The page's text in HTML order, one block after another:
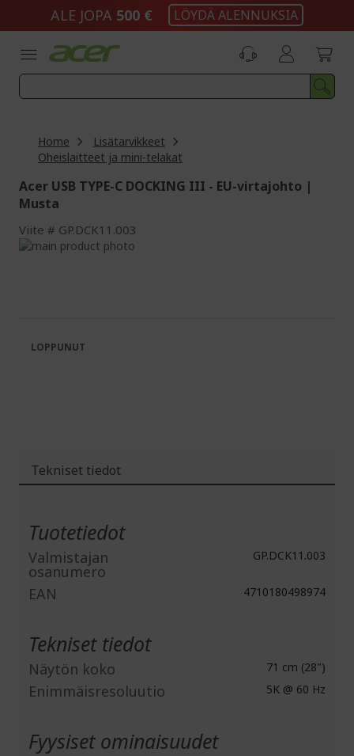
ALE JOPA 500 € LÖYDÄ ALENNUKSIA
Home
Lisätarvikkeet
Oheislaitteet ja mini-telakat
Acer USB TYPE-C DOCKING III - EU-virtajohto |
Musta
Viite GP.DCK11.003
Skip
images
gallery
the
images
LOPPUNUT
Tekniset tiedot
Tuotetiedot
Valmistajan
osanumero
GP.DCK11.003
EAN 4710180498974
Tekniset tiedot
Näytön koko 71 cm (28")
Enimmäisresoluutio 5K @ 60 Hz
Fyysiset ominaisuudet